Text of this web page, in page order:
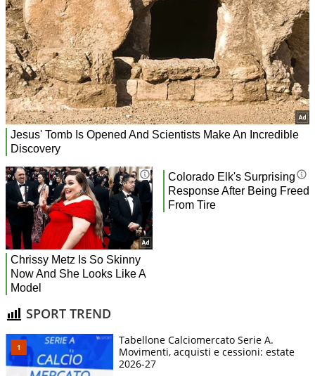
SPORT TREND
Tabellone Calciomercato Serie A.
Movimenti, acquisti e cessioni: estate
2026-27